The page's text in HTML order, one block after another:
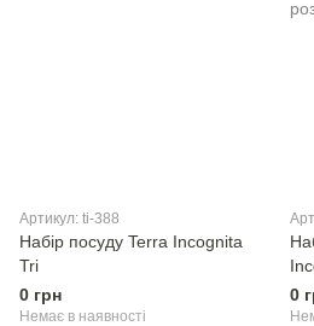
Артикул: ti-388
Набір посуду Terra Incognita
Tri
0 грн
Немає в наявності
0